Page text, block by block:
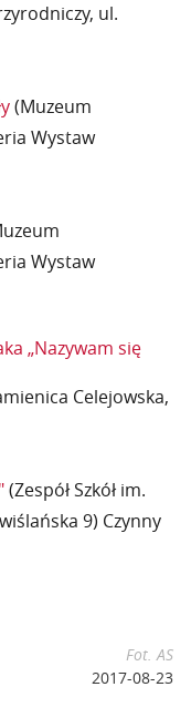
ul.
(Muzeum
Wystaw
Wystaw
„Nazywam się
Celejowska,
(Zespół Szkół im.
9) Czynny
Fot. AS
2017-08-23